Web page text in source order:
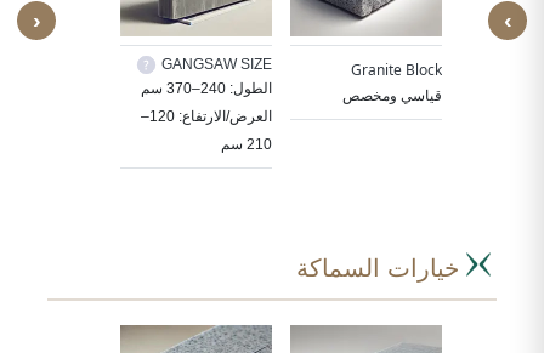
‹
Granite Block
قياسي ومخصص
GANGSAW SIZE
الطول: 240–370 سم
العرض/الارتفاع: 120–
210 سم
›
خيارات السماكة